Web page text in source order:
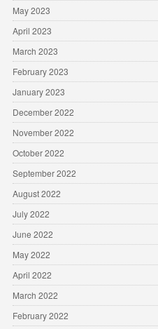
May 2023
April 2023
March 2023
February 2023
January 2023
December 2022
November 2022
October 2022
September 2022
August 2022
July 2022
June 2022
May 2022
April 2022
March 2022
February 2022